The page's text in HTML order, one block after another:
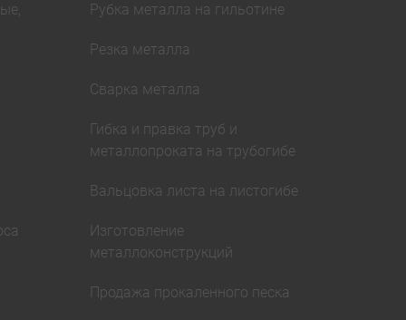
Рубка металла на гильотине
Резка металла
Сварка металла
Гибка и правка труб и
металлопроката на трубогибе
Вальцовка листа на листогибе
Изготовление
металлоконструкций
Продажа прокаленного песка